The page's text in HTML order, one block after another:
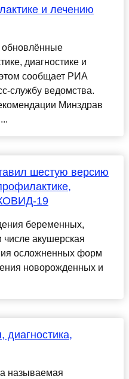
и лечению
обновлённые
диагностике и
сообщает РИА
службу ведомства.
Минздрав
шестую версию
19
беременных,
акушерская
осложненных форм
новорожденных и
называемая